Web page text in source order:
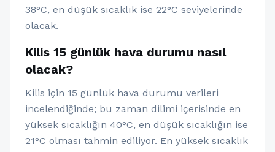
38°C, en düşük sıcaklık ise 22°C seviyelerinde
olacak.
Kilis 15 günlük hava durumu nasıl
olacak?
Kilis için 15 günlük hava durumu verileri
incelendiğinde; bu zaman dilimi içerisinde en
yüksek sıcaklığın 40°C, en düşük sıcaklığın ise
21°C olması tahmin ediliyor. En yüksek sıcaklık